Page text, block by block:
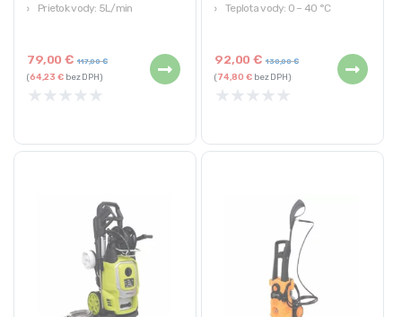
Prietok vody: 5L/min
79,00€ 117,00€
(64,23€bez DPH)
★ ★ ★ ★ ★
Teplota vody: 0 – 40 °C
92,00€ 130,00€
(74,80€bez DPH)
★ ★ ★ ★ ★